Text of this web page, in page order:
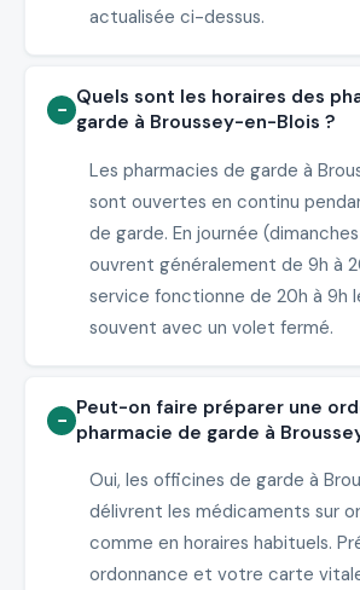
actualisée ci-dessus.
Quels sont les horaires des
garde à Broussey-en-Blois ?
Les pharmacies de garde à
sont ouvertes en continu
de garde. En journée
ouvrent généralement de 9h à
service fonctionne de 20h à 9h
souvent avec un volet fermé.
Peut-on faire préparer une
pharmacie de garde à
Oui, les officines de garde à
délivrent les médicaments sur
comme en horaires habituels.
ordonnance et votre carte